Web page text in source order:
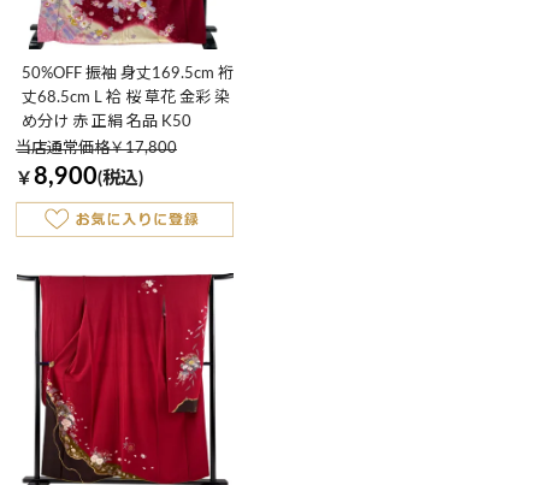
50%OFF 振袖 身丈169.5cm 裄
丈68.5cm L 袷 桜 草花 金彩 染
め分け 赤 正絹 名品 K50
当店通常価格￥17,800
￥ 8,900(税込)